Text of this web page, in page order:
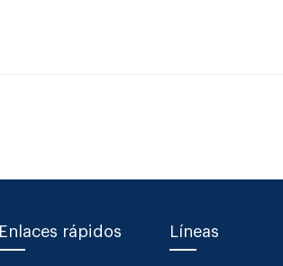
Enlaces rápidos Líneas